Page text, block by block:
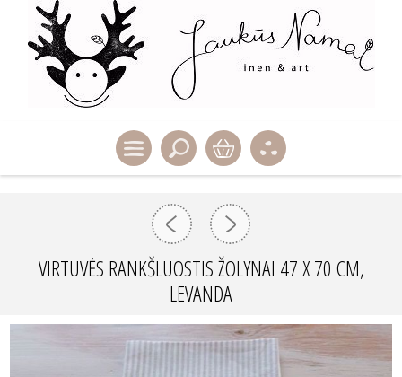
VIRTUVĖS RANKŠLUOSTIS ŽOLYNAI 47 X 70 CM,
LEVANDA